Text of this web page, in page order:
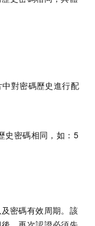
中對密碼歷史進行配
史密碼相同，如：5
密碼有效周期。該